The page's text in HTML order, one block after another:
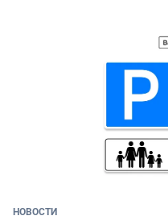
НОВОСТИ